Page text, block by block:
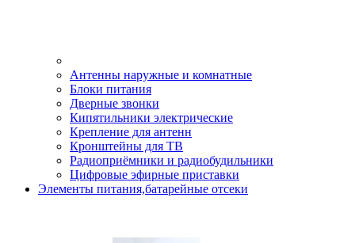
Антенны наружные и комнатные
Блоки питания
Дверные звонки
Кипятильники электрические
Крепление для антенн
Кронштейны для ТВ
Радиоприёмники и радиобудильники
Цифровые эфирные приставки
Элементы питания,батарейные отсеки